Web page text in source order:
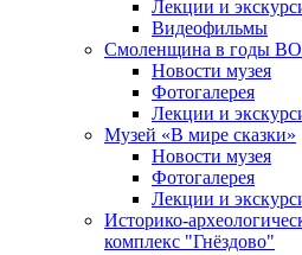
Лекции и
Видеофильмы
Смоленщина в годы
Новости музея
Фотогалерея
Лекции и
Музей «В мире сказки»
Новости музея
Фотогалерея
Лекции и
Историко-
комплекс "Гнёздово"